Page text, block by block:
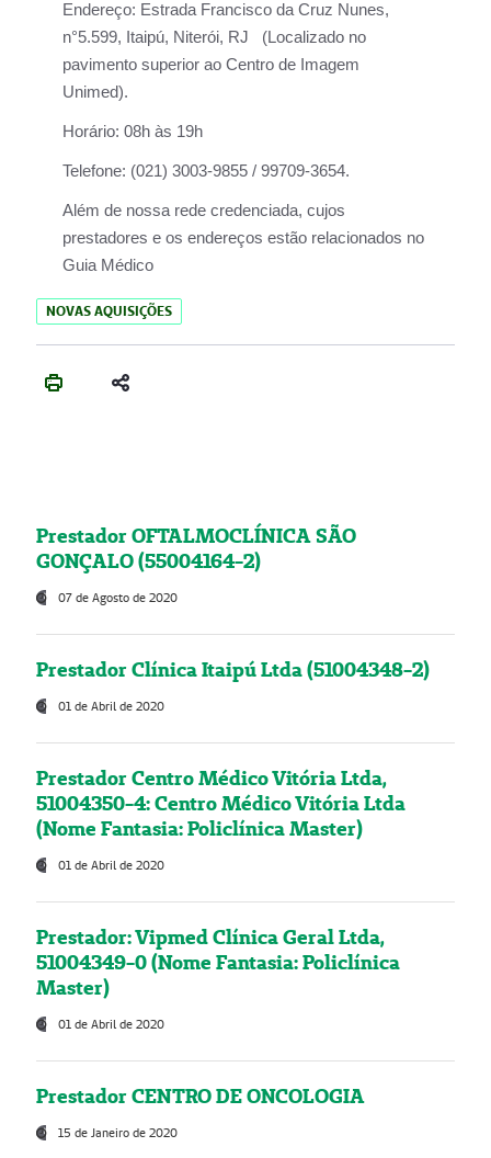
Endereço: Estrada Francisco da Cruz Nunes,
n°5.599, Itaipú, Niterói, RJ (Localizado no
pavimento superior ao Centro de Imagem
Unimed).
Horário: 08h às 19h
Telefone: (021) 3003-9855 / 99709-3654.
Além de nossa rede credenciada, cujos
prestadores e os endereços estão relacionados no
Guia Médico
NOVAS AQUISIÇÕES
Prestador OFTALMOCLÍNICA SÃO
GONÇALO (55004164-2)
07 de Agosto de 2020
Prestador Clínica Itaipú Ltda (51004348-2)
01 de Abril de 2020
Prestador Centro Médico Vitória Ltda,
51004350-4: Centro Médico Vitória Ltda
(Nome Fantasia: Policlínica Master)
01 de Abril de 2020
Prestador: Vipmed Clínica Geral Ltda,
51004349-0 (Nome Fantasia: Policlínica
Master)
01 de Abril de 2020
Prestador CENTRO DE ONCOLOGIA
15 de Janeiro de 2020